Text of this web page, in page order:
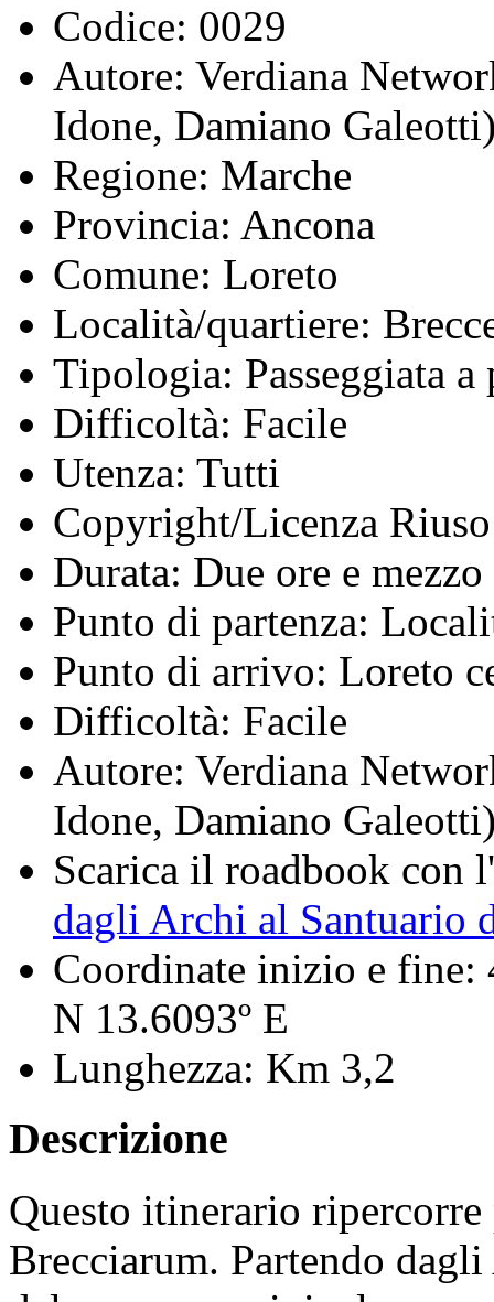
Codice: 0029
Autore: Verdiana
Idone, Damiano
Regione: Marche
Provincia: Ancona
Comune: Loreto
Località/quartiere:
Tipologia: Passeggiata
Difficoltà: Facile
Utenza: Tutti
Copyright/Licenza
Durata: Due ore e mezzo
Punto di partenza:
Punto di arrivo: Loreto
Difficoltà: Facile
Autore: Verdiana
Idone, Damiano
Scarica il roadbook con
dagli Archi al Santuario
Coordinate inizio e fine:
N 13.6093º E
Lunghezza: Km 3,2
Descrizione
Questo itinerario
Brecciarum. Partendo